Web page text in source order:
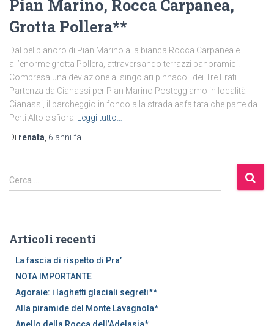
Pian Marino, Rocca Carpanea,
Grotta Pollera**
Dal bel pianoro di Pian Marino alla bianca Rocca Carpanea e
all’enorme grotta Pollera, attraversando terrazzi panoramici.
Compresa una deviazione ai singolari pinnacoli dei Tre Frati.
Partenza da Cianassi per Pian Marino Posteggiamo in località
Cianassi, il parcheggio in fondo alla strada asfaltata che parte da
Perti Alto e sfiora Leggi tutto…
Di renata, 6 anni fa
R
i
c
Cerca …
Articoli recenti
La fascia di rispetto di Pra’
NOTA IMPORTANTE
Agoraie: i laghetti glaciali segreti**
Alla piramide del Monte Lavagnola*